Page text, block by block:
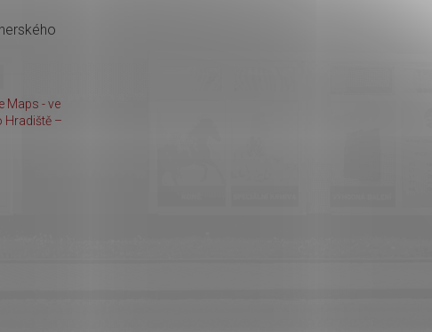
Maps - ve
Hradiště –